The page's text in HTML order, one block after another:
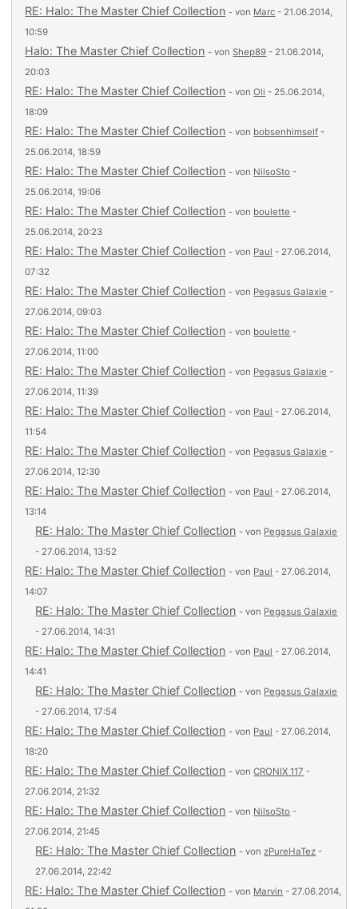
RE: Halo: The Master Chief Collection - von Marc - 21.06.2014,
10:59
Halo: The Master Chief Collection - vonShep89 - 21.06.2014,
20:03
RE: Halo: The Master Chief Collection - vonOli - 25.06.2014,
18:09
RE: Halo: The Master Chief Collection - von bobsenhimself -
25.06.2014, 18:59
RE: Halo: The Master Chief Collection - von NilsoSto -
25.06.2014, 19:06
RE: Halo: The Master Chief Collection - von boulette -
25.06.2014, 20:23
RE: Halo: The Master Chief Collection - von Paul - 27.06.2014,
07:32
RE: Halo: The Master Chief Collection - von Pegasus Galaxie -
27.06.2014, 09:03
RE: Halo: The Master Chief Collection - von boulette -
27.06.2014, 11:00
RE: Halo: The Master Chief Collection - von Pegasus Galaxie -
27.06.2014, 11:39
RE: Halo: The Master Chief Collection - von Paul - 27.06.2014,
11:54
RE: Halo: The Master Chief Collection - von Pegasus Galaxie -
27.06.2014, 12:30
RE: Halo: The Master Chief Collection - von Paul - 27.06.2014,
13:14
RE: Halo: The Master Chief Collection - von Pegasus Galaxie
- 27.06.2014, 13:52
RE: Halo: The Master Chief Collection - von Paul - 27.06.2014,
14:07
RE: Halo: The Master Chief Collection - von Pegasus Galaxie
- 27.06.2014, 14:31
RE: Halo: The Master Chief Collection - von Paul - 27.06.2014,
14:41
RE: Halo: The Master Chief Collection - von Pegasus Galaxie
- 27.06.2014, 17:54
RE: Halo: The Master Chief Collection - von Paul - 27.06.2014,
18:20
RE: Halo: The Master Chief Collection - vonCRONIX 117 -
27.06.2014, 21:32
RE: Halo: The Master Chief Collection - von NilsoSto -
27.06.2014, 21:45
RE: Halo: The Master Chief Collection - vonzPureHaTez -
27.06.2014, 22:42
RE: Halo: The Master Chief Collection - von Marvin - 27.06.2014,